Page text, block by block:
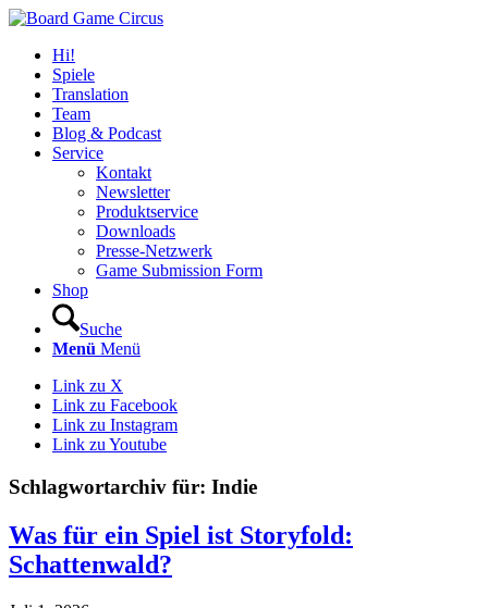
Hi!
Spiele
Translation
Team
Blog & Podcast
Service
Kontakt
Newsletter
Produktservice
Downloads
Presse-Netzwerk
Game Submission Form
Shop
Suche
Menü Menü
Link zu X
Link zu Facebook
Link zu Instagram
Link zu Youtube
Schlagwortarchiv für: Indie
Was für ein Spiel ist Storyfold:
Schattenwald?